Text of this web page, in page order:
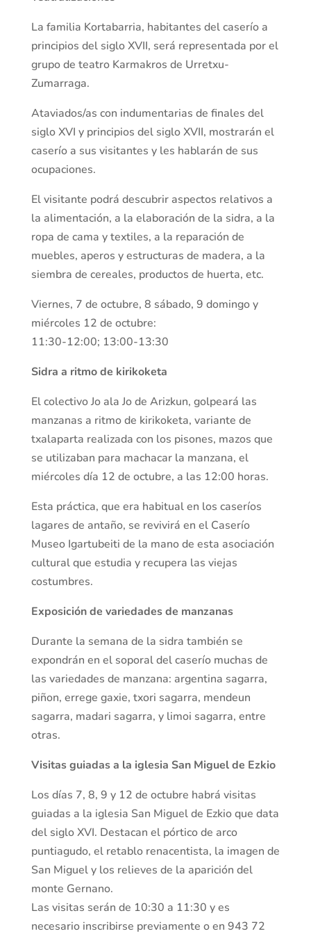
La familia Kortabarria, habitantes del caserío a
principios del siglo XVII, será representada por el
grupo de teatro Karmakros de Urretxu-
Zumarraga.
Ataviados/as con indumentarias de finales del
siglo XVI y principios del siglo XVII, mostrarán el
caserío a sus visitantes y les hablarán de sus
ocupaciones.
El visitante podrá descubrir aspectos relativos a
la alimentación, a la elaboración de la sidra, a la
ropa de cama y textiles, a la reparación de
muebles, aperos y estructuras de madera, a la
siembra de cereales, productos de huerta, etc.
Viernes, 7 de octubre, 8 sábado, 9 domingo y
miércoles 12 de octubre:
11:30-12:00; 13:00-13:30
Sidra a ritmo de kirikoketa
El colectivo Jo ala Jo de Arizkun, golpeará las
manzanas a ritmo de kirikoketa, variante de
txalaparta realizada con los pisones, mazos que
se utilizaban para machacar la manzana, el
miércoles día 12 de octubre, a las 12:00 horas.
Esta práctica, que era habitual en los caseríos
lagares de antaño, se revivirá en el Caserío
Museo Igartubeiti de la mano de esta asociación
cultural que estudia y recupera las viejas
costumbres.
Exposición de variedades de manzanas
Durante la semana de la sidra también se
expondrán en el soporal del caserío muchas de
las variedades de manzana: argentina sagarra,
piñon, errege gaxie, txori sagarra, mendeun
sagarra, madari sagarra, y limoi sagarra, entre
otras.
Visitas guiadas a la iglesia San Miguel de Ezkio
Los días 7, 8, 9 y 12 de octubre habrá visitas
guiadas a la iglesia San Miguel de Ezkio que data
del siglo XVI. Destacan el pórtico de arco
puntiagudo, el retablo renacentista, la imagen de
San Miguel y los relieves de la aparición del
monte Gernano.
Las visitas serán de 10:30 a 11:30 y es
necesario inscribirse previamente o en 943 72